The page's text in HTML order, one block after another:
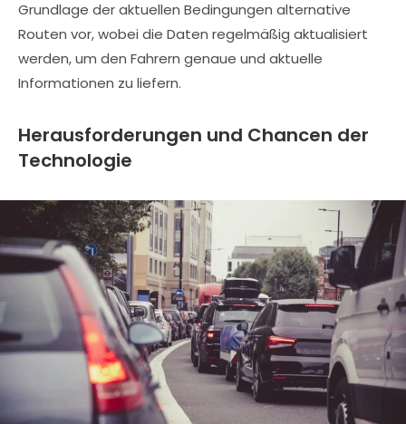
Grundlage der aktuellen Bedingungen alternative
Routen vor, wobei die Daten regelmäßig aktualisiert
werden, um den Fahrern genaue und aktuelle
Informationen zu liefern.
Herausforderungen und Chancen der
Technologie